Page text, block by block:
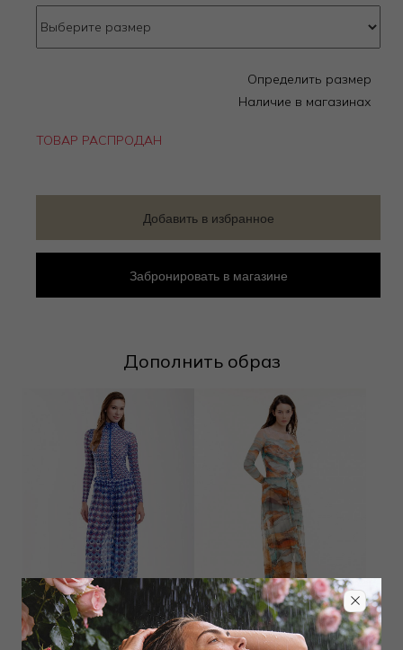
Дополнить образ
Брюки Юбка
Определить размер
Наличие в магазинах
ТОВАР РАСПРОДАН
Добавить в избранное
Забронировать в магазине